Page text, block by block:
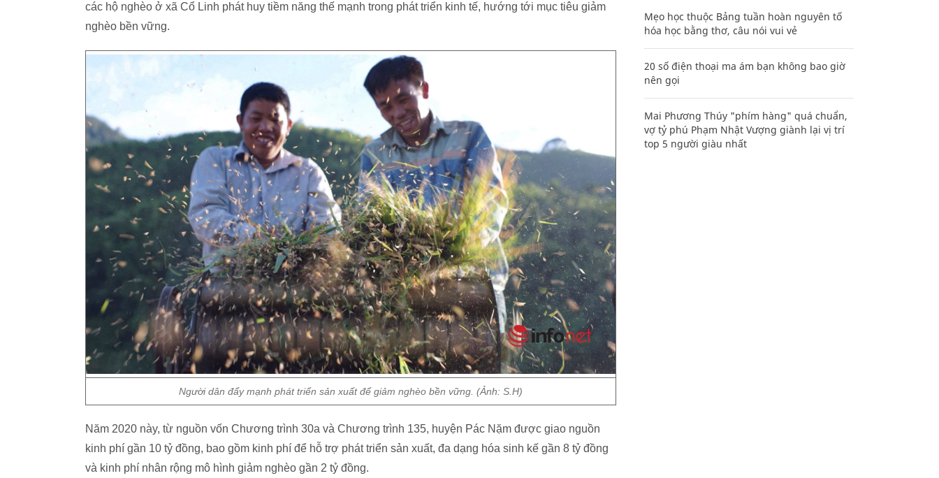
các hộ nghèo ở xã Cổ Linh phát huy tiềm năng thế mạnh trong phát triển kinh tế, hướng tới mục tiêu giảm
nghèo bền vững.
Người dân đẩy mạnh phát triển sản xuất để giảm nghèo bền vững. (Ảnh: S.H)
Năm 2020 này, từ nguồn vốn Chương trình 30a và Chương trình 135, huyện Pác Nặm được giao nguồn
kinh phí gần 10 tỷ đồng, bao gồm kinh phí để hỗ trợ phát triển sản xuất, đa dạng hóa sinh kế gần 8 tỷ đồng
và kinh phí nhân rộng mô hình giảm nghèo gần 2 tỷ đồng.
Mẹo học thuộc Bảng tuần hoàn nguyên tố
hóa học bằng thơ, câu nói vui vẻ
20 số điện thoại ma ám bạn không bao giờ
nên gọi
Mai Phương Thúy "phím hàng" quá chuẩn,
vợ tỷ phú Phạm Nhật Vượng giành lại vị trí
top 5 người giàu nhất